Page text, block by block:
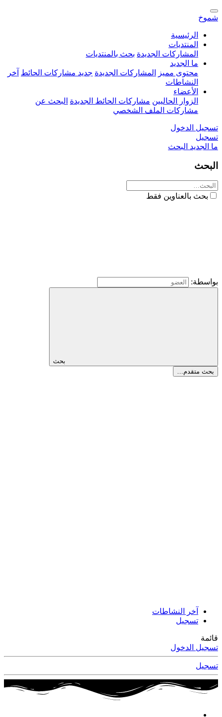
شموخ
الرئيسية
المنتديات
المشاركات الجديدة بحث بالمنتديات
ما الجديد
محتوى مميز
المشاركات الجديدة جديد مشاركات الحائط آخر
النشاطات
الأعضاء
الزوار الحاليين مشاركات الحائط الجديدة البحث عن
مشاركات الملف الشخصي
تسجيل الدخول
تسجيل
ما الجديد البحث
البحث
بحث بالعناوين فقط
بواسطة:
بحث
بحث متقدم…
آخر النشاطات
تسجيل
قائمة
تسجيل الدخول
تسجيل